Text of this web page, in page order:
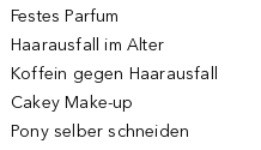
Festes Parfum
Haarausfall im Alter
Koffein gegen Haarausfall
Cakey Make-up
Pony selber schneiden